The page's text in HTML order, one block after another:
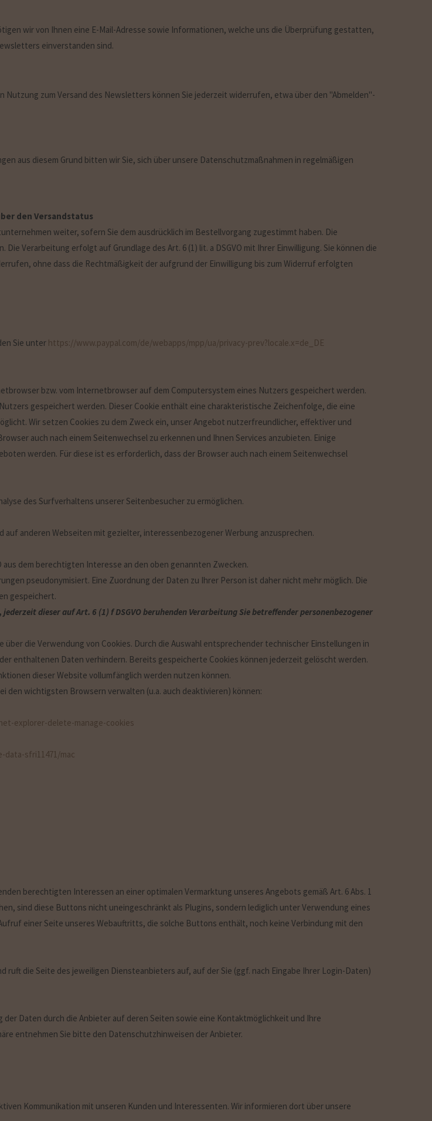
wir von Ihnen eine E-Mail-Adresse sowie Informationen, welche uns die Überprüfung gestatten,
einverstanden sind.
Nutzung zum Versand des Newsletters können Sie jederzeit widerrufen, etwa über den "Abmelden"-
aus diesem Grund bitten wir Sie, sich über unsere Datenschutzmaßnahmen in regelmäßigen
den Versandstatus
weiter, sofern Sie dem ausdrücklich im Bestellvorgang zugestimmt haben. Die
Verarbeitung erfolgt auf Grundlage des Art. 6 (1) lit. a DSGVO mit Ihrer Einwilligung. Sie können die
ohne dass die Rechtmäßigkeit der aufgrund der Einwilligung bis zum Widerruf erfolgten
Sie unter https://www.paypal.com/de/webapps/mpp/ua/privacy-prev?locale.x=de_DE
bzw. vom Internetbrowser auf dem Computersystem eines Nutzers gespeichert werden.
gespeichert werden. Dieser Cookie enthält eine charakteristische Zeichenfolge, die eine
Wir setzen Cookies zu dem Zweck ein, unser Angebot nutzerfreundlicher, effektiver und
auch nach einem Seitenwechsel zu erkennen und Ihnen Services anzubieten. Einige
werden. Für diese ist es erforderlich, dass der Browser auch nach einem Seitenwechsel
des Surfverhaltens unserer Seitenbesucher zu ermöglichen.
anderen Webseiten mit gezielter, interessenbezogener Werbung anzusprechen.
aus dem berechtigten Interesse an den oben genannten Zwecken.
pseudonymisiert. Eine Zuordnung der Daten zu Ihrer Person ist daher nicht mehr möglich. Die
gespeichert.
dieser auf Art. 6 (1) f DSGVO beruhenden Verarbeitung Sie betreffender personenbezogener
die Verwendung von Cookies. Durch die Auswahl entsprechender technischer Einstellungen in
enthaltenen Daten verhindern. Bereits gespeicherte Cookies können jederzeit gelöscht werden.
dieser Website vollumfänglich werden nutzen können.
den wichtigsten Browsern verwalten (u.a. auch deaktivieren) können:
explorer-delete-manage-cookies
sfri11471/mac
berechtigten Interessen an einer optimalen Vermarktung unseres Angebots gemäß Art. 6 Abs. 1
sind diese Buttons nicht uneingeschränkt als Plugins, sondern lediglich unter Verwendung eines
einer Seite unseres Webauftritts, die solche Buttons enthält, noch keine Verbindung mit den
die Seite des jeweiligen Diensteanbieters auf, auf der Sie (ggf. nach Eingabe Ihrer Login-Daten)
Daten durch die Anbieter auf deren Seiten sowie eine Kontaktmöglichkeit und Ihre
entnehmen Sie bitte den Datenschutzhinweisen der Anbieter.
Kommunikation mit unseren Kunden und Interessenten. Wir informieren dort über unsere